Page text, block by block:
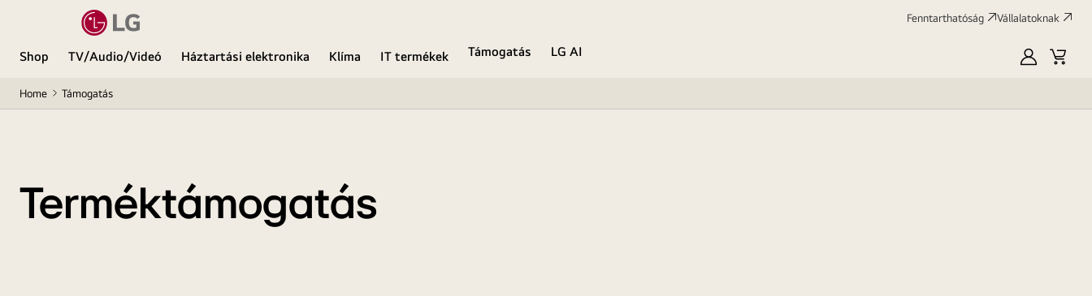
Fenntarthatóság Vállalatoknak
Shop TV/Audio/Videó Háztartási elektronika Klíma IT termékek Támogatás
LG AI
SajátKosár
Home Támogatás
Terméktámogatás